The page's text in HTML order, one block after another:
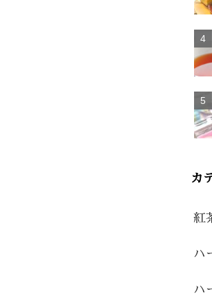
カ
紅
ハ
ハ